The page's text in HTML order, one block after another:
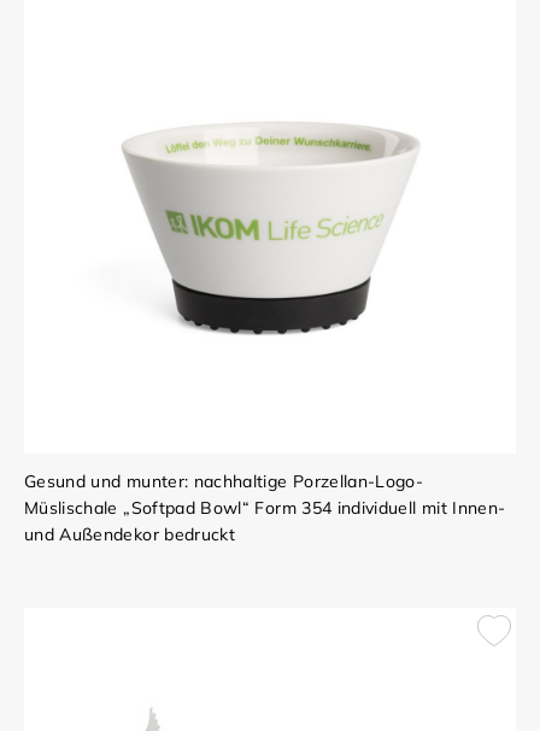
Gesund und munter: nachhaltige Porzellan-Logo-
Müslischale „Softpad Bowl“ Form 354 individuell mit Innen-
und Außendekor bedruckt